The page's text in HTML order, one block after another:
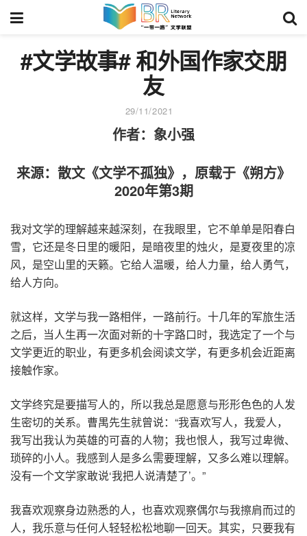
#文学故事# 和外国作家交朋
友
29/11/2021
作者：象小强
来源：散文《文学不孤独》，原载于《朔方》
2020年第3期
我对文学的理解越来越深刻，在我眼里，它不单单是阳春白
雪，它还是冬日里的暖阳，是暗夜里的烛火，是夏夜里的凉
风，是空山里的天籁。它给人温暖，给人力量，给人勇气，
给人方向。
就这样，文学与我一路相伴，一路前行。十几年的军旅生活
之后，当人生再一次面对新的十字路口时，我选定了一个与
文学更近的职业，有更多机会阅读文学，有更多机会近距离
接触作家。
文学终究是要描写人的，所以我总是愿意与形形色色的人发
生密切的关系。曹禺先生就曾说：“我喜欢写人，我爱人，
我写出我认为英雄的可喜的人物；我也恨人，我写过卑微、
琐碎的小人。我感到人是多么需要理解，又多么难以理解。
没有一个文学家敢说‘我把人说清楚了’。”
我喜欢观察身边熟悉的人，也喜欢观察偶尔与我擦肩而过的
人，我乐意与任何人轻轻松松地聊一回天。其实，只要我有